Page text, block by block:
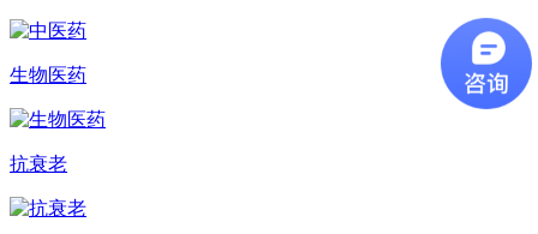
生物医药
抗衰老